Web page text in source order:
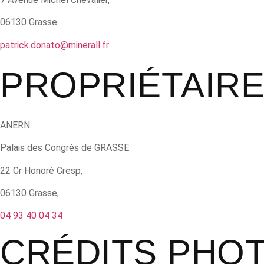
06130 Grasse
patrick.donato@minerall.fr
PROPRIÉTAIRE
ANERN
Palais des Congrès de GRASSE
22 Cr Honoré Cresp,
06130 Grasse,
04 93 40 04 34
CRÉDITS